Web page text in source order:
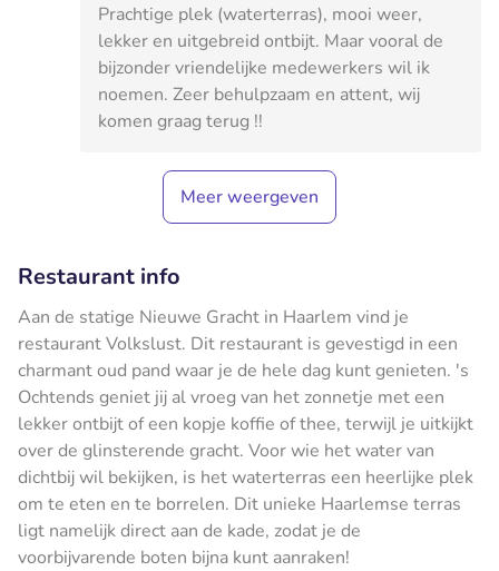
Prachtige plek (waterterras), mooi weer,
lekker en uitgebreid ontbijt. Maar vooral de
bijzonder vriendelijke medewerkers wil ik
noemen. Zeer behulpzaam en attent, wij
komen graag terug !!
Meer weergeven
Restaurant info
Aan de statige Nieuwe Gracht in Haarlem vind je
restaurant Volkslust. Dit restaurant is gevestigd in een
charmant oud pand waar je de hele dag kunt genieten. 's
Ochtends geniet jij al vroeg van het zonnetje met een
lekker ontbijt of een kopje koffie of thee, terwijl je uitkijkt
over de glinsterende gracht. Voor wie het water van
dichtbij wil bekijken, is het waterterras een heerlijke plek
om te eten en te borrelen. Dit unieke Haarlemse terras
ligt namelijk direct aan de kade, zodat je de
voorbijvarende boten bijna kunt aanraken!